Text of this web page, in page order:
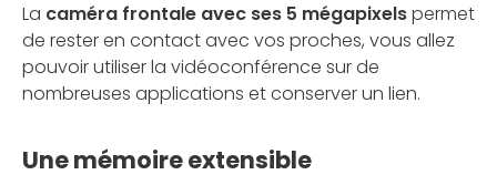
La caméra frontale avec ses 5 mégapixelspermet
de rester en contact avec vos proches, vous allez
pouvoir utiliser la vidéoconférence sur de
nombreuses applications et conserver un lien.
Une mémoire extensible